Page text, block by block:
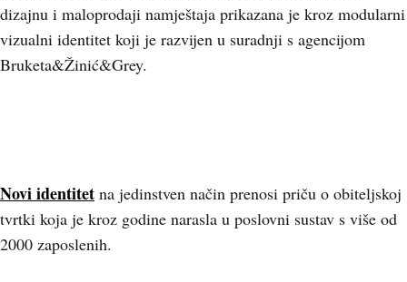
dizajnu i maloprodaji namještaja prikazana je kroz modularni
vizualni identitet koji je razvijen u suradnji s agencijom
Bruketa&Žinić&Grey.
Novi identitet na jedinstven način prenosi priču o obiteljskoj
tvrtki koja je kroz godine narasla u poslovni sustav s više od
2000 zaposlenih.